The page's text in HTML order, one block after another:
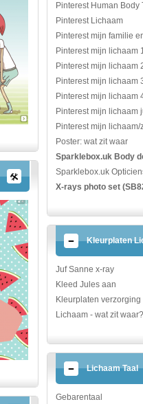
Pinterest Human Body
Pinterest Lichaam
Pinterest mijn familie
Pinterest mijn lichaam
Pinterest mijn lichaam
Pinterest mijn lichaam
Pinterest mijn lichaam
Pinterest mijn lichaam
Pinterest mijn lichaam/
Poster: wat zit waar
Sparklebox.uk Body
Sparklebox.uk
X-rays photo set
Kleurplaten
Juf Sanne x-ray
Kleed Jules aan
Kleurplaten verzorging
Lichaam - wat zit waar?
Lichaam Taal
Gebarentaal